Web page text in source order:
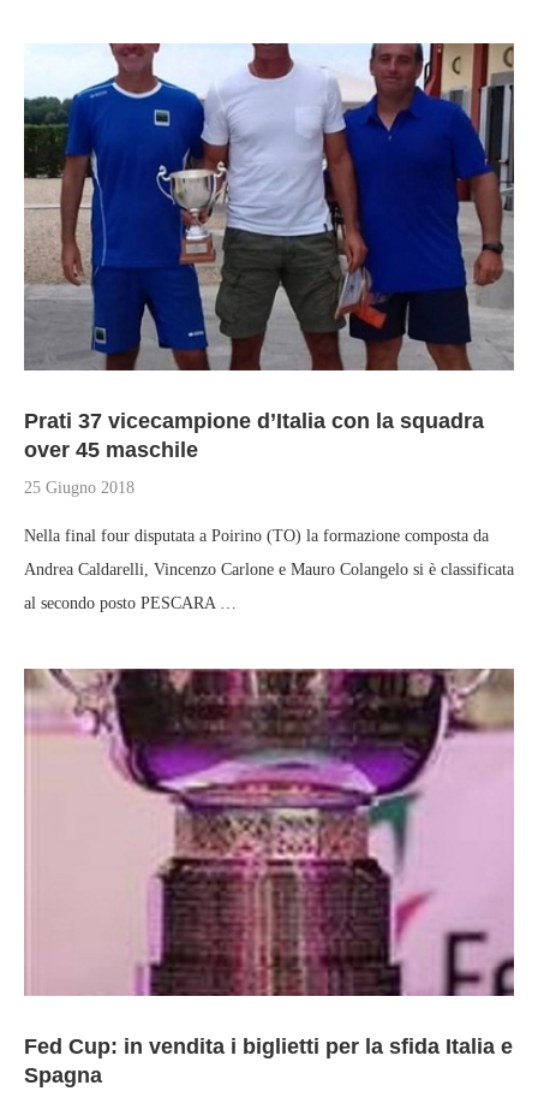
Prati 37 vicecampione d’Italia con la squadra
over 45 maschile
25 Giugno 2018
Nella final four disputata a Poirino (TO) la formazione composta da
Andrea Caldarelli, Vincenzo Carlone e Mauro Colangelo si è classificata
al secondo posto PESCARA …
Fed Cup: in vendita i biglietti per la sfida Italia e
Spagna